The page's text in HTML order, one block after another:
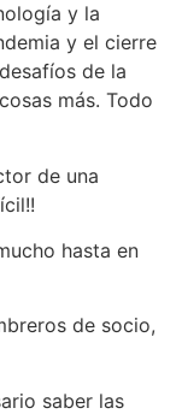
y la
y el cierre
de la
más. Todo
de una
hasta en
de socio,
saber las